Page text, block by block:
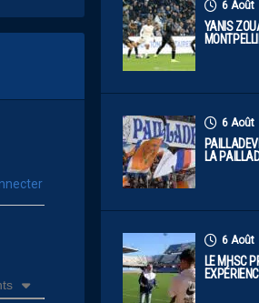
6 Août
YANIS
6 Août
LA
6 Août
LE MHSC